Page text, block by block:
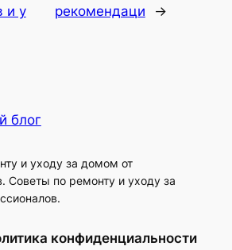
и у
рекомендаци
→
блог
и уходу за домом от
Советы по ремонту и уходу за
конфиденциальности